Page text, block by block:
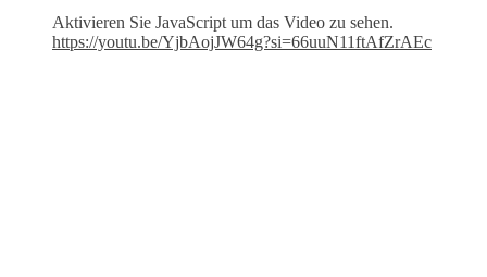
Aktivieren Sie JavaScript um das Video zu sehen.
https://youtu.be/YjbAojJW64g?si=66uuN11ftAfZrAEc